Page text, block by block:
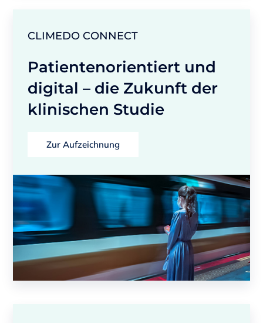
CLIMEDO CONNECT
Patientenorientiert und
digital – die Zukunft der
klinischen Studie
Zur Aufzeichnung